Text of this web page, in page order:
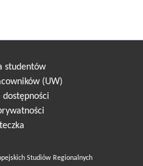
studentów
(UW)
dostępności
Studiów Regionalnych